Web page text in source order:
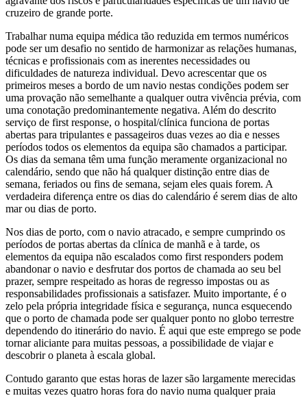
cruzeiro de grande porte.
Trabalhar numa equipa médica tão reduzida em termos numéricos
pode ser um desafio no sentido de harmonizar as relações humanas,
técnicas e profissionais com as inerentes necessidades ou
dificuldades de natureza individual. Devo acrescentar que os
primeiros meses a bordo de um navio nestas condições podem ser
uma provação não semelhante a qualquer outra vivência prévia, com
uma conotação predominantemente negativa. Além do descrito
serviço de first response, o hospital/clínica funciona de portas
abertas para tripulantes e passageiros duas vezes ao dia e nesses
períodos todos os elementos da equipa são chamados a participar.
Os dias da semana têm uma função meramente organizacional no
calendário, sendo que não há qualquer distinção entre dias de
semana, feriados ou fins de semana, sejam eles quais forem. A
verdadeira diferença entre os dias do calendário é serem dias de alto
mar ou dias de porto.
Nos dias de porto, com o navio atracado, e sempre cumprindo os
períodos de portas abertas da clínica de manhã e à tarde, os
elementos da equipa não escalados como first responders podem
abandonar o navio e desfrutar dos portos de chamada ao seu bel
prazer, sempre respeitado as horas de regresso impostas ou as
responsabilidades profissionais a satisfazer. Muito importante, é o
zelo pela própria integridade física e segurança, nunca esquecendo
que o porto de chamada pode ser qualquer ponto no globo terrestre
dependendo do itinerário do navio. É aqui que este emprego se pode
tornar aliciante para muitas pessoas, a possibilidade de viajar e
descobrir o planeta à escala global.
Contudo garanto que estas horas de lazer são largamente merecidas
e muitas vezes quatro horas fora do navio numa qualquer praia